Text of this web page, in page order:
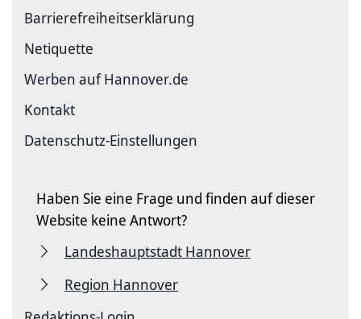
Barriere­freiheits­erklärung
Netiquette
Werben auf Hannover.de
Kontakt
Datenschutz-Einstellungen
Haben Sie eine Frage und finden auf dieser
Website keine Antwort?
Landeshauptstadt Hannover
Region Hannover